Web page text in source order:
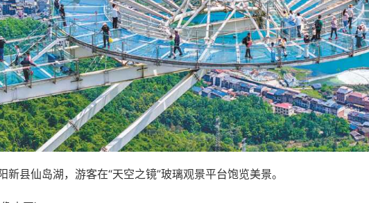
湖，游客在“天空之镜”玻璃观景平台饱览美景。